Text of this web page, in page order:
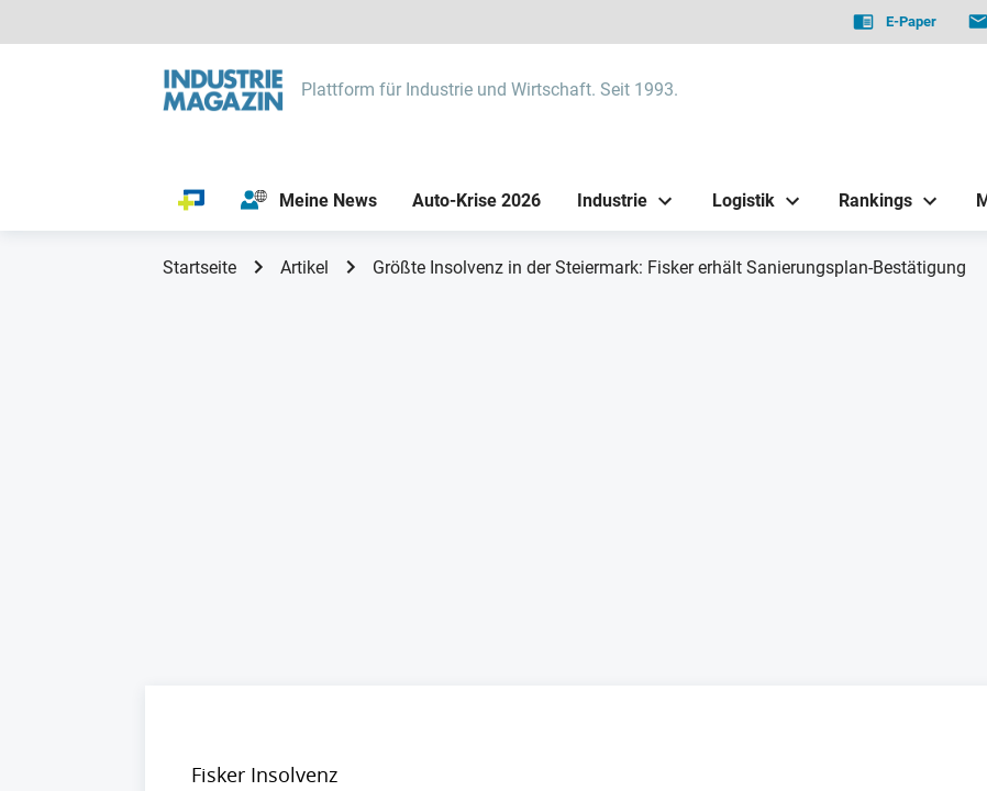
E-Paper
Plattform für Industrie und Wirtschaft. Seit 1993.
Meine News Auto-Krise 2026 Industrie Logistik Rankings
Startseite Artikel Größte Insolvenz in der Steiermark: Fisker erhält Sanierungsplan-Bestätigung
Fisker Insolvenz